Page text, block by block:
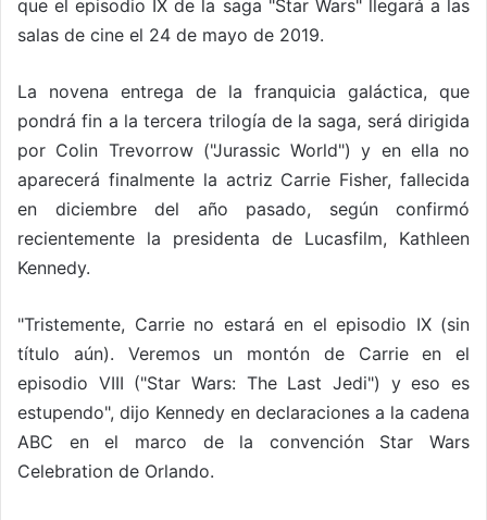
que el episodio IX de la saga "Star Wars" llegará a las
salas de cine el 24 de mayo de 2019.
La novena entrega de la franquicia galáctica, que
pondrá fin a la tercera trilogía de la saga, será dirigida
por Colin Trevorrow ("Jurassic World") y en ella no
aparecerá finalmente la actriz Carrie Fisher, fallecida
en diciembre del año pasado, según confirmó
recientemente la presidenta de Lucasfilm, Kathleen
Kennedy.
"Tristemente, Carrie no estará en el episodio IX (sin
título aún). Veremos un montón de Carrie en el
episodio VIII ("Star Wars: The Last Jedi") y eso es
estupendo", dijo Kennedy en declaraciones a la cadena
ABC en el marco de la convención Star Wars
Celebration de Orlando.